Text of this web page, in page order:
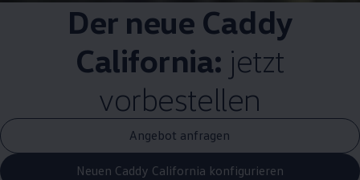
Der neue Caddy
California: jetzt
vorbestellen
Angebot anfragen
Neuen Caddy California konfigurieren